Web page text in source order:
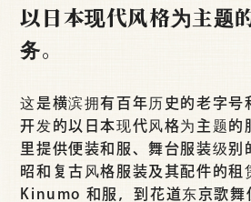
以日本现代风格为主题
务。
这是横滨拥有百年历史的老字
开发的以日本现代风格为主题的
里提供便装和服、舞台服装级别
昭和复古风格服装及其配件的租
Kinumo 和服，到花道东京歌舞